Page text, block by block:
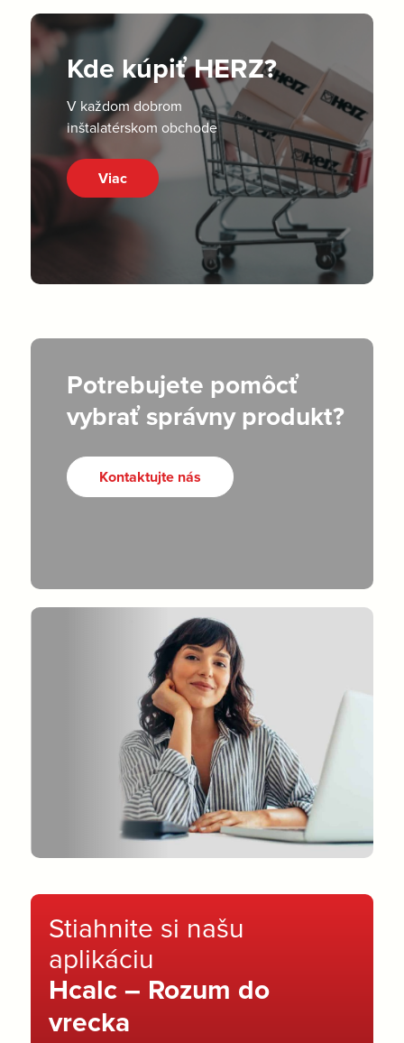
Kde kúpiť HERZ?
V každom dobrom
inštalatérskom obchode
Viac
Potrebujete pomôcť
vybrať správny produkt?
Kontaktujte nás
Stiahnite si našu
aplikáciu
Hcalc – Rozum do
vrecka